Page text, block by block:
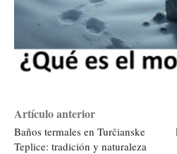
Artículo anterior
Baños termales en Turčianske
Teplice: tradición y naturaleza